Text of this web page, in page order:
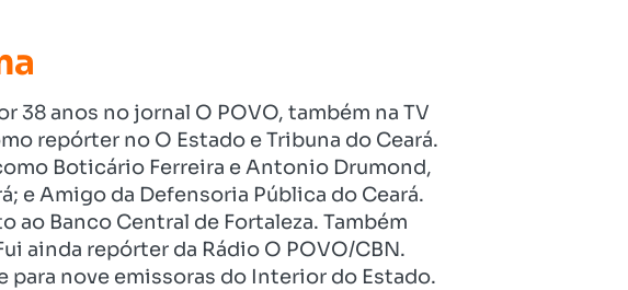
38 anos no jornal O POVO, também na TV
repórter no O Estado e Tribuna do Ceará.
Boticário Ferreira e Antonio Drumond,
e Amigo da Defensoria Pública do Ceará.
Banco Central de Fortaleza. Também
ainda repórter da Rádio O POVO/CBN.
nove emissoras do Interior do Estado.